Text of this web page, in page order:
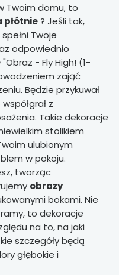
Twoim domu, to
płótnie? Jeśli tak,
Twoje
odpowiednio
"Obraz - Fly High! (1-
zająć
Będzie przykuwał
z
Takie dekoracje
stolikiem
ulubionym
w pokoju.
tworząc
obrazy
bokami. Nie
to dekoracje
na to, na jaki
szczegóły będą
głębokie i